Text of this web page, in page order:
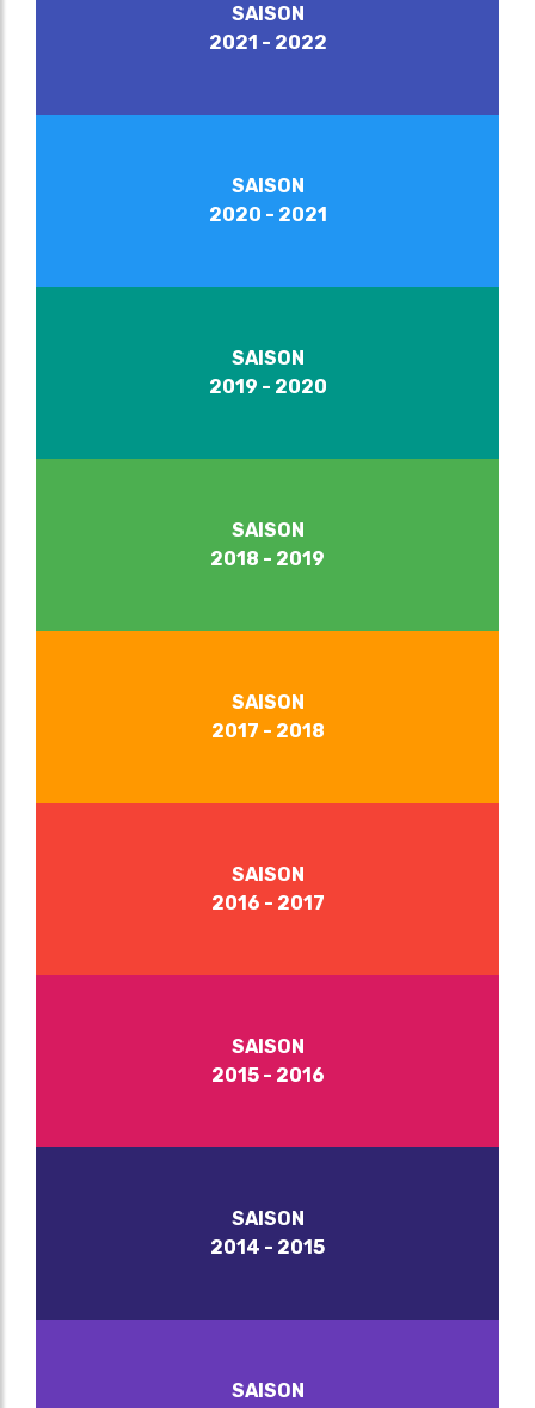
SAISON
2021 - 2022
SAISON
2020 - 2021
SAISON
2019 - 2020
SAISON
2018 - 2019
SAISON
2017 - 2018
SAISON
2016 - 2017
SAISON
2015 - 2016
SAISON
2014 - 2015
SAISON